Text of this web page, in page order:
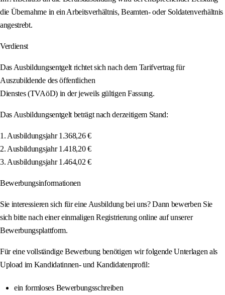
die Übernahme in ein Arbeitsverhältnis, Beamten- oder Soldatenverhältnis
angestrebt.
Verdienst
Das Ausbildungsentgelt richtet sich nach dem Tarifvertrag für
Auszubildende des öffentlichen
Dienstes (TVAöD) in der jeweils gültigen Fassung.
Das Ausbildungsentgelt beträgt nach derzeitigem Stand:
1. Ausbildungsjahr 1.368,26 €
2. Ausbildungsjahr 1.418,20 €
3. Ausbildungsjahr 1.464,02 €
Bewerbungsinformationen
Sie interessieren sich für eine Ausbildung bei uns? Dann bewerben Sie
sich bitte nach einer einmaligen Registrierung online auf unserer
Bewerbungsplattform.
Für eine vollständige Bewerbung benötigen wir folgende Unterlagen als
Upload im Kandidatinnen- und Kandidatenprofil:
ein formloses Bewerbungsschreiben